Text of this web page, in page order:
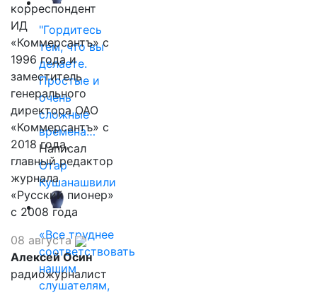
"Гордитесь
тем, что вы
делаете.
Простые и
очень
сложные
времена…
Написал
Отар
Кушанашвили
«Все труднее
соответствовать
нашим
слушателям,
корреспондент
ИД
«Коммерсантъ» с
1996 года и
заместитель
генерального
директора ОАО
«Коммерсантъ» с
2018 года,
главный редактор
журнала
«Русский пионер»
с 2008 года
08 августа
Алексей Осин
радиожурналист